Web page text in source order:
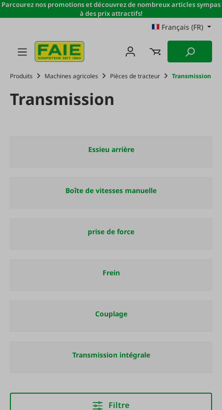
Passer au contenu principal
Parcourez nos promotions et découvrez de nombreux articles sympas
à des prix attractifs!
Français (FR)
Produits Machines agricoles Pièces de tracteur Transmission
Transmission
Essieu arrière
Boîte de vitesses manuelle
prise de force
Frein
Couplage
Transmission intégrale
Filtre